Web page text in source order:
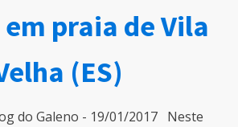
praia de Vila
(ES)
do Galeno - 19/01/2017 Neste